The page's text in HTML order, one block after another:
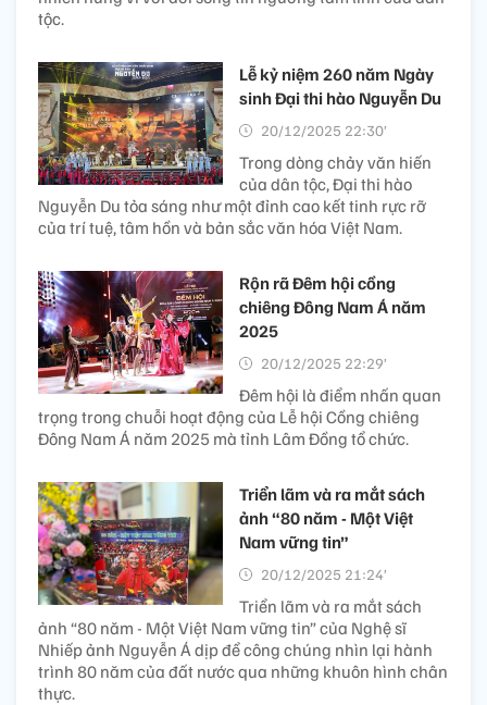
tộc.
Lễ kỷ niệm 260 năm Ngày
sinh Đại thi hào Nguyễn Du
20/12/2025 22:30’
Trong dòng chảy văn hiến
của dân tộc, Đại thi hào
Nguyễn Du tỏa sáng như một đỉnh cao kết tinh rực rỡ
của trí tuệ, tâm hồn và bản sắc văn hóa Việt Nam.
Rộn rã Đêm hội cồng
chiêng Đông Nam Á năm
2025
20/12/2025 22:29’
Đêm hội là điểm nhấn quan
trọng trong chuỗi hoạt động của Lễ hội Cồng chiêng
Đông Nam Á năm 2025 mà tỉnh Lâm Đồng tổ chức.
Triển lãm và ra mắt sách
ảnh “80 năm - Một Việt
Nam vững tin”
20/12/2025 21:24’
Triển lãm và ra mắt sách
ảnh “80 năm - Một Việt Nam vững tin” của Nghệ sĩ
Nhiếp ảnh Nguyễn Á dịp để công chúng nhìn lại hành
trình 80 năm của đất nước qua những khuôn hình chân
thực.